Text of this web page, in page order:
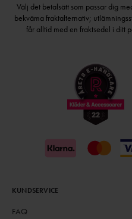
Välj det betalsätt som passar dig
bekväma fraktalternativ;
får alltid med en fraktsedel i ditt
KUNDSERVICE
FAQ